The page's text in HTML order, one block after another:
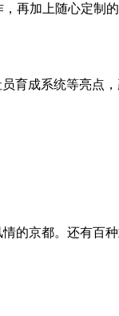
再加上随心定制
育成系统等亮点
京都。还有百种